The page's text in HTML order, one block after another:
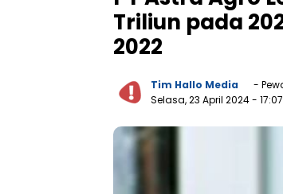
Triliun pada
2022
Tim Hallo Media
-
Selasa, 23 April 2024-